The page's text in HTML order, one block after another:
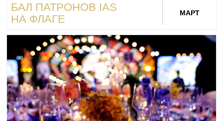
БАЛ ПАТРОНОВ IAS
НА ФЛАГЕ
МАРТ